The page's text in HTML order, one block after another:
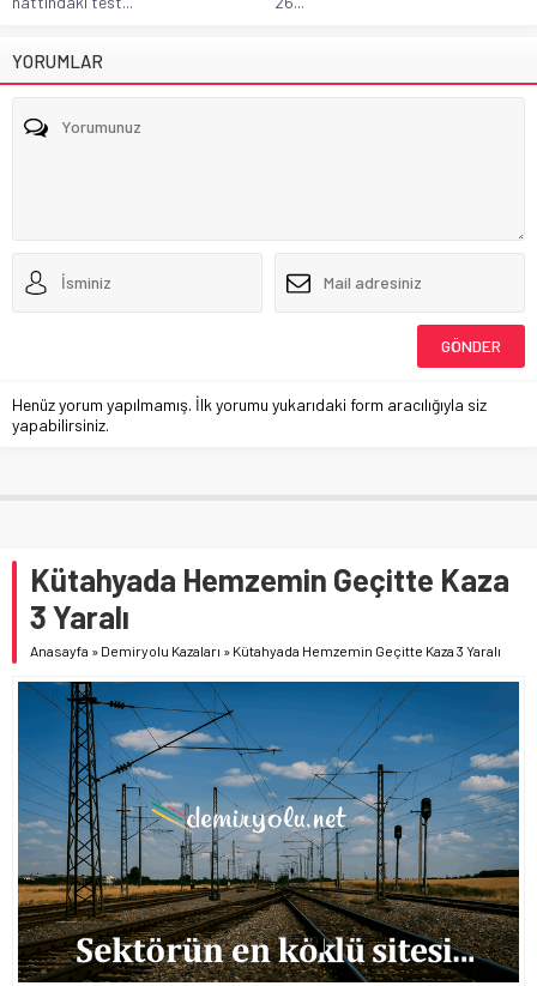
YORUMLAR
Henüz yorum yapılmamış. İlk yorumu yukarıdaki form aracılığıyla siz
yapabilirsiniz.
Kütahyada Hemzemin Geçitte Kaza
3 Yaralı
Anasayfa » Demiryolu Kazaları » Kütahyada Hemzemin Geçitte Kaza 3 Yaralı